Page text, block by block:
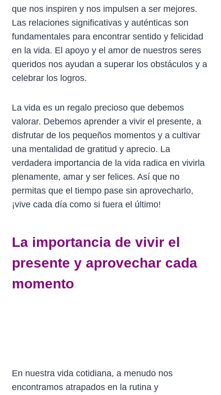
que nos inspiren y nos impulsen a ser mejores.
Las relaciones significativas y auténticas son
fundamentales para encontrar sentido y felicidad
en la vida. El apoyo y el amor de nuestros seres
queridos nos ayudan a superar los obstáculos y a
celebrar los logros.
La vida es un regalo precioso que debemos
valorar. Debemos aprender a vivir el presente, a
disfrutar de los pequeños momentos y a cultivar
una mentalidad de gratitud y aprecio. La
verdadera importancia de la vida radica en vivirla
plenamente, amar y ser felices. Así que no
permitas que el tiempo pase sin aprovecharlo,
¡vive cada día como si fuera el último!
La importancia de vivir el
presente y aprovechar cada
momento
En nuestra vida cotidiana, a menudo nos
encontramos atrapados en la rutina y